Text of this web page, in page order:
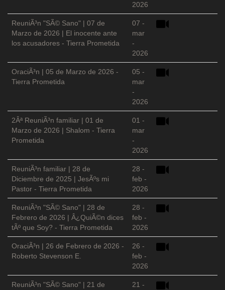
2026
ReuniÃ³n "SÃ© Sano" | 07 de
Marzo de 2026 | El inocente ante
los acusadores - Tierra Prometida
07 -
mar
-
2026
OraciÃ³n | 05 de Marzo de 2026 -
Tierra Prometida
05 -
mar
-
2026
2Âª ReuniÃ³n familiar | 01 de
Marzo de 2026 | Shalom - Tierra
Prometida
01 -
mar
-
2026
ReuniÃ³n familiar | 28 de
Diciembre de 2025 | JesÃºs mi
Pastor - Tierra Prometida
28 -
feb -
2026
ReuniÃ³n "SÃ© Sano" | 28 de
Febrero de 2026 | Â¿QuiÃ©n dices
tÃº que Soy? - Tierra Prometida
28 -
feb -
2026
OraciÃ³n | 26 de Febrero de 2026 -
Roberto Stevenson E.
26 -
feb -
2026
ReuniÃ³n "SÃ© Sano" | 21 de
21 -